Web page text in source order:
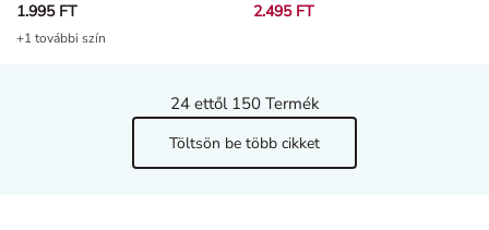
1.995 FT
+1 további szín
2.495 FT
24ettől 150 Termék
Töltsön be több cikket